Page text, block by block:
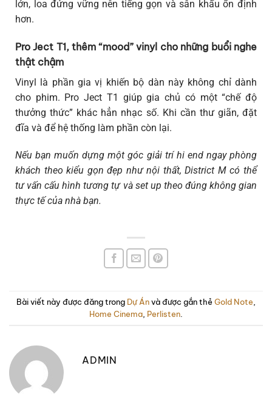
lớn, loa đứng vững nên tiếng gọn và sân khấu ổn định
hơn.
Pro Ject T1, thêm “mood” vinyl cho những buổi nghe
thật chậm
Vinyl là phần gia vị khiến bộ dàn này không chỉ dành
cho phim. Pro Ject T1 giúp gia chủ có một “chế độ
thưởng thức” khác hẳn nhạc số. Khi cần thư giãn, đặt
đĩa và để hệ thống làm phần còn lại.
Nếu bạn muốn dựng một góc giải trí hi end ngay phòng
khách theo kiểu gọn đẹp như nội thất, District M có thể
tư vấn cấu hình tương tự và set up theo đúng không gian
thực tế của nhà bạn.
Bài viết này được đăng trong Dự Ánvà được gắn thẻ Gold Note
Home Cinema Perlisten
ADMIN